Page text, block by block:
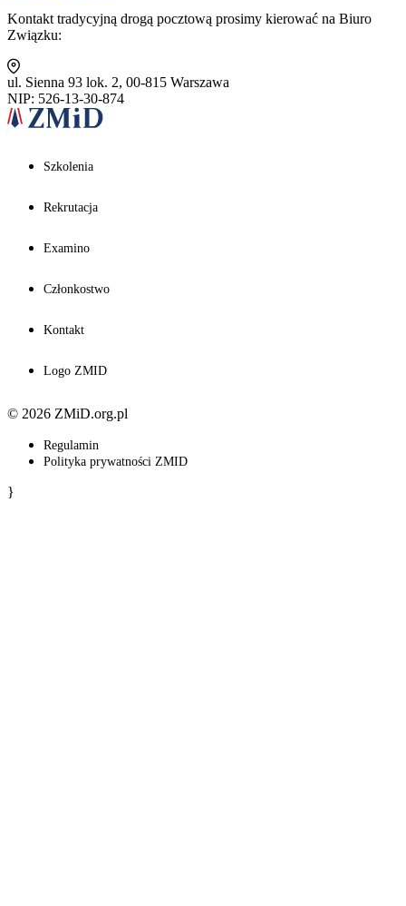
Kontakt tradycyjną drogą pocztową prosimy kierować na Biuro
Związku:
ul. Sienna 93 lok. 2, 00-815 Warszawa
NIP: 526-13-30-874
Szkolenia
Rekrutacja
Examino
Członkostwo
Kontakt
Logo ZMID
© 2026 ZMiD.org.pl
Regulamin
Polityka prywatności ZMID
}